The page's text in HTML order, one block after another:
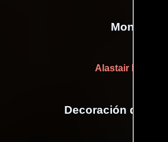
Montaje
Alastair McIntyre
Decoración de